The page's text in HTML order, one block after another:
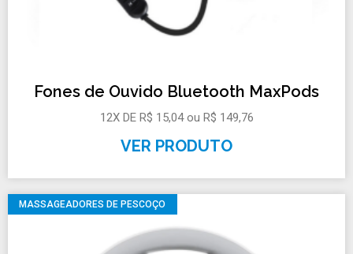
Fones de Ouvido Bluetooth MaxPods
12X DE R$ 15,04 ou R$ 149,76
VER PRODUTO
MASSAGEADORES DE PESCOÇO